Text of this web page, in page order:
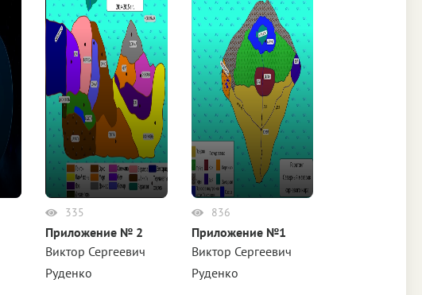
335
Приложение № 2
Виктор Сергеевич
Руденко
836
Приложение №1
Виктор Сергеевич
Руденко